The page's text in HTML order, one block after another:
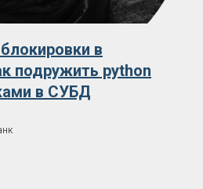
в
подружить python
в СУБД